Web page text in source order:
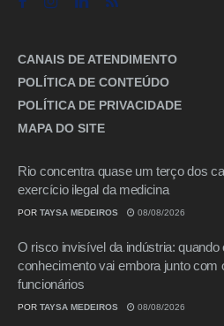
CANAIS DE ATENDIMENTO
POLÍTICA DE CONTEÚDO
POLÍTICA DE PRIVACIDADE
MAPA DO SITE
Rio concentra quase um terço dos
exercício ilegal da medicina
POR TAYSA MEDEIROS 08/08/2026
O risco invisível da indústria: quando
conhecimento vai embora junto com
funcionários
POR TAYSA MEDEIROS 08/08/2026